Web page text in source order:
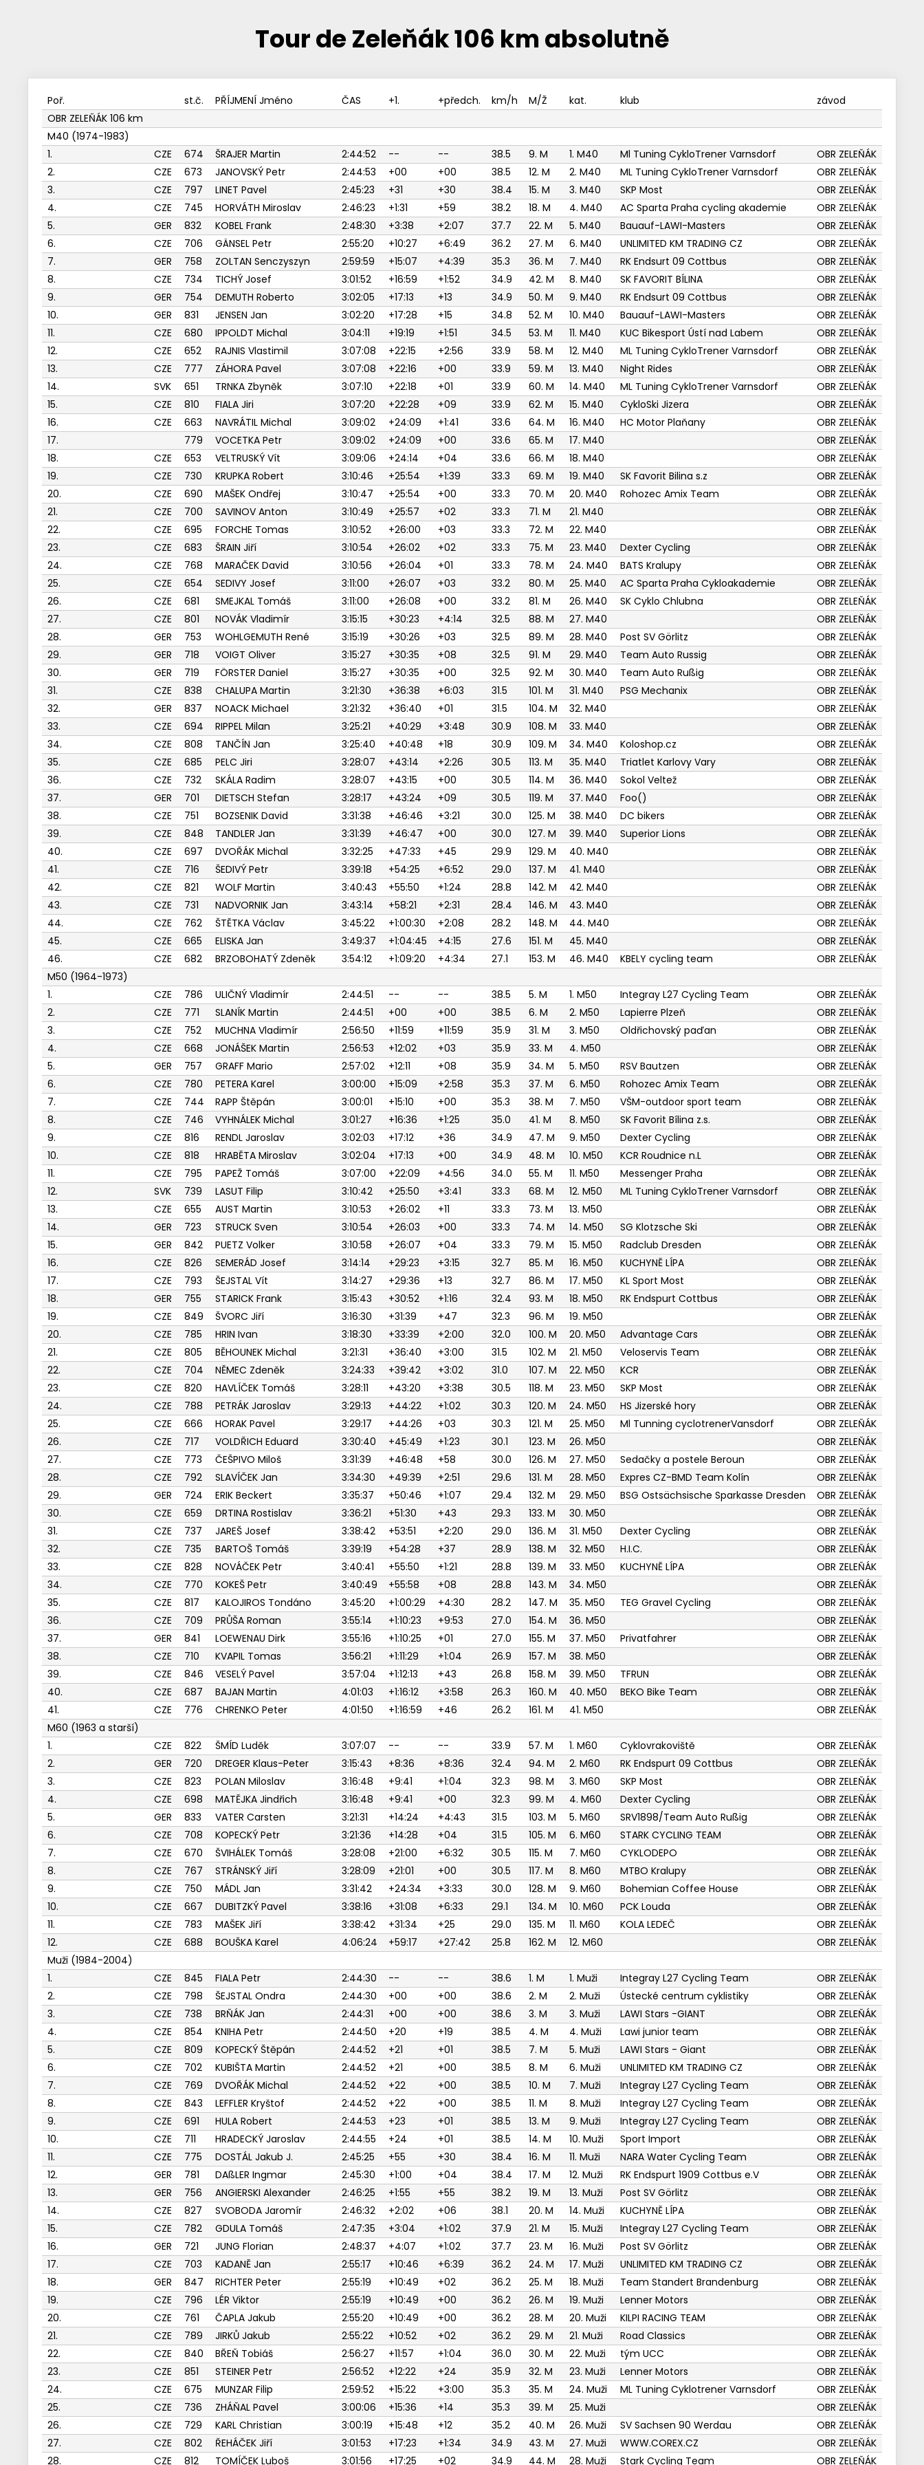
Tour de Zeleňák 106 km absolutně
Poř. st.č. PŘÍJMENÍ Jméno ČAS +1. +předch. km/h M/Ž kat. klub
závod
OBR ZELEŇÁK 106 km
M40 (1974-1983)
1.
CZE 674 ŠRAJER Martin 2:44:52 -- -- 38.5 9. M 1. M40 Ml Tuning CykloTrener Varnsdorf
OBR ZELEŇÁK
2.
CZE 673 JANOVSKÝ Petr 2:44:53 +00 +00 38.5 12. M 2. M40 ML Tuning CykloTrener Varnsdorf
OBR ZELEŇÁK
3.
CZE 797 LINET Pavel 2:45:23 +31 +30 38.4 15. M 3. M40 SKP Most
OBR ZELEŇÁK
4.
CZE 745 HORVÁTH Miroslav 2:46:23 +1:31 +59 38.2 18. M 4. M40 AC Sparta Praha cycling akademie
OBR ZELEŇÁK
5.
GER 832 KOBEL Frank 2:48:30 +3:38 +2:07 37.7 22. M 5. M40 Bauauf-LAWI-Masters
OBR ZELEŇÁK
6.
CZE 706 GÄNSEL Petr 2:55:20 +10:27 +6:49 36.2 27. M 6. M40 UNLIMITED KM TRADING CZ
OBR ZELEŇÁK
7.
GER 758 ZOLTAN Senczyszyn 2:59:59 +15:07 +4:39 35.3 36. M 7. M40 RK Endsurt 09 Cottbus
OBR ZELEŇÁK
8.
CZE 734 TICHÝ Josef 3:01:52 +16:59 +1:52 34.9 42. M 8. M40 SK FAVORIT BÍLINA
OBR ZELEŇÁK
9.
GER 754 DEMUTH Roberto 3:02:05 +17:13 +13 34.9 50. M 9. M40 RK Endsurt 09 Cottbus
OBR ZELEŇÁK
10.
GER 831 JENSEN Jan 3:02:20 +17:28 +15 34.8 52. M 10. M40 Bauauf-LAWI-Masters
OBR ZELEŇÁK
11.
CZE 680 IPPOLDT Michal 3:04:11 +19:19 +1:51 34.5 53. M 11. M40 KUC Bikesport Ústí nad Labem
OBR ZELEŇÁK
12.
CZE 652 RAJNIS Vlastimil 3:07:08 +22:15 +2:56 33.9 58. M 12. M40 ML Tuning CykloTrener Varnsdorf
OBR ZELEŇÁK
13.
CZE 777 ZÁHORA Pavel 3:07:08 +22:16 +00 33.9 59. M 13. M40 Night Rides
OBR ZELEŇÁK
14.
SVK 651 TRNKA Zbyněk 3:07:10 +22:18 +01 33.9 60. M 14. M40 ML Tuning CykloTrener Varnsdorf
OBR ZELEŇÁK
15.
CZE 810 FIALA Jiri 3:07:20 +22:28 +09 33.9 62. M 15. M40 CykloSki Jizera
OBR ZELEŇÁK
16.
CZE 663 NAVRÁTIL Michal 3:09:02 +24:09 +1:41 33.6 64. M 16. M40 HC Motor Plaňany
OBR ZELEŇÁK
17.
779 VOCETKA Petr 3:09:02 +24:09 +00 33.6 65. M 17. M40
OBR ZELEŇÁK
18.
CZE 653 VELTRUSKÝ Vít 3:09:06 +24:14 +04 33.6 66. M 18. M40
OBR ZELEŇÁK
19.
CZE 730 KRUPKA Robert 3:10:46 +25:54 +1:39 33.3 69. M 19. M40 SK Favorit Bilina s.z
OBR ZELEŇÁK
20.
CZE 690 MAŠEK Ondřej 3:10:47 +25:54 +00 33.3 70. M 20. M40 Rohozec Amix Team
OBR ZELEŇÁK
21.
CZE 700 SAVINOV Anton 3:10:49 +25:57 +02 33.3 71. M 21. M40
OBR ZELEŇÁK
22.
CZE 695 FORCHE Tomas 3:10:52 +26:00 +03 33.3 72. M 22. M40
OBR ZELEŇÁK
23.
CZE 683 ŠRAIN Jiří 3:10:54 +26:02 +02 33.3 75. M 23. M40 Dexter Cycling
OBR ZELEŇÁK
24.
CZE 768 MARAČEK David 3:10:56 +26:04 +01 33.3 78. M 24. M40 BATS Kralupy
OBR ZELEŇÁK
25.
CZE 654 SEDIVY Josef 3:11:00 +26:07 +03 33.2 80. M 25. M40 AC Sparta Praha Cykloakademie
OBR ZELEŇÁK
26.
CZE 681 SMEJKAL Tomáš 3:11:00 +26:08 +00 33.2 81. M 26. M40 SK Cyklo Chlubna
OBR ZELEŇÁK
27.
CZE 801 NOVÁK Vladimír 3:15:15 +30:23 +4:14 32.5 88. M 27. M40
OBR ZELEŇÁK
28.
GER 753 WOHLGEMUTH René 3:15:19 +30:26 +03 32.5 89. M 28. M40 Post SV Görlitz
OBR ZELEŇÁK
29.
GER 718 VOIGT Oliver 3:15:27 +30:35 +08 32.5 91. M 29. M40 Team Auto Russig
OBR ZELEŇÁK
30.
GER 719 FÖRSTER Daniel 3:15:27 +30:35 +00 32.5 92. M 30. M40 Team Auto Rußig
OBR ZELEŇÁK
31.
CZE 838 CHALUPA Martin 3:21:30 +36:38 +6:03 31.5 101. M 31. M40 PSG Mechanix
OBR ZELEŇÁK
32.
GER 837 NOACK Michael 3:21:32 +36:40 +01 31.5 104. M 32. M40
OBR ZELEŇÁK
33.
CZE 694 RIPPEL Milan 3:25:21 +40:29 +3:48 30.9 108. M 33. M40
OBR ZELEŇÁK
34.
CZE 808 TANČÍN Jan 3:25:40 +40:48 +18 30.9 109. M 34. M40 Koloshop.cz
OBR ZELEŇÁK
35.
CZE 685 PELC Jiri 3:28:07 +43:14 +2:26 30.5 113. M 35. M40 Triatlet Karlovy Vary
OBR ZELEŇÁK
36.
CZE 732 SKÁLA Radim 3:28:07 +43:15 +00 30.5 114. M 36. M40 Sokol Veltež
OBR ZELEŇÁK
37.
GER 701 DIETSCH Stefan 3:28:17 +43:24 +09 30.5 119. M 37. M40 Foo()
OBR ZELEŇÁK
38.
CZE 751 BOZSENIK David 3:31:38 +46:46 +3:21 30.0 125. M 38. M40 DC bikers
OBR ZELEŇÁK
39.
CZE 848 TANDLER Jan 3:31:39 +46:47 +00 30.0 127. M 39. M40 Superior Lions
OBR ZELEŇÁK
40.
CZE 697 DVOŘÁK Michal 3:32:25 +47:33 +45 29.9 129. M 40. M40
OBR ZELEŇÁK
41.
CZE 716 ŠEDIVÝ Petr 3:39:18 +54:25 +6:52 29.0 137. M 41. M40
OBR ZELEŇÁK
42.
CZE 821 WOLF Martin 3:40:43 +55:50 +1:24 28.8 142. M 42. M40
OBR ZELEŇÁK
43.
CZE 731 NADVORNIK Jan 3:43:14 +58:21 +2:31 28.4 146. M 43. M40
OBR ZELEŇÁK
44.
CZE 762 ŠTĚTKA Václav 3:45:22 +1:00:30 +2:08 28.2 148. M 44. M40
OBR ZELEŇÁK
45.
CZE 665 ELISKA Jan 3:49:37 +1:04:45 +4:15 27.6 151. M 45. M40
OBR ZELEŇÁK
46.
CZE 682 BRZOBOHATÝ Zdeněk 3:54:12 +1:09:20 +4:34 27.1 153. M 46. M40 KBELY cycling team
OBR ZELEŇÁK
M50 (1964-1973)
1.
CZE 786 ULIČNÝ Vladimír 2:44:51 -- -- 38.5 5. M 1. M50 Integray L27 Cycling Team
OBR ZELEŇÁK
2.
CZE 771 SLANÍK Martin 2:44:51 +00 +00 38.5 6. M 2. M50 Lapierre Plzeň
OBR ZELEŇÁK
3.
CZE 752 MUCHNA Vladimír 2:56:50 +11:59 +11:59 35.9 31. M 3. M50 Oldřichovský paďan
OBR ZELEŇÁK
4.
CZE 668 JONÁŠEK Martin 2:56:53 +12:02 +03 35.9 33. M 4. M50
OBR ZELEŇÁK
5.
GER 757 GRAFF Mario 2:57:02 +12:11 +08 35.9 34. M 5. M50 RSV Bautzen
OBR ZELEŇÁK
6.
CZE 780 PETERA Karel 3:00:00 +15:09 +2:58 35.3 37. M 6. M50 Rohozec Amix Team
OBR ZELEŇÁK
7.
CZE 744 RAPP Štěpán 3:00:01 +15:10 +00 35.3 38. M 7. M50 VŠM-outdoor sport team
OBR ZELEŇÁK
8.
CZE 746 VYHNÁLEK Michal 3:01:27 +16:36 +1:25 35.0 41. M 8. M50 SK Favorit Bílina z.s.
OBR ZELEŇÁK
9.
CZE 816 RENDL Jaroslav 3:02:03 +17:12 +36 34.9 47. M 9. M50 Dexter Cycling
OBR ZELEŇÁK
10.
CZE 818 HRABĚTA Miroslav 3:02:04 +17:13 +00 34.9 48. M 10. M50 KCR Roudnice n.L
OBR ZELEŇÁK
11.
CZE 795 PAPEŽ Tomáš 3:07:00 +22:09 +4:56 34.0 55. M 11. M50 Messenger Praha
OBR ZELEŇÁK
12.
SVK 739 LASUT Filip 3:10:42 +25:50 +3:41 33.3 68. M 12. M50 ML Tuning CykloTrener Varnsdorf
OBR ZELEŇÁK
13.
CZE 655 AUST Martin 3:10:53 +26:02 +11 33.3 73. M 13. M50
OBR ZELEŇÁK
14.
GER 723 STRUCK Sven 3:10:54 +26:03 +00 33.3 74. M 14. M50 SG Klotzsche Ski
OBR ZELEŇÁK
15.
GER 842 PUETZ Volker 3:10:58 +26:07 +04 33.3 79. M 15. M50 Radclub Dresden
OBR ZELEŇÁK
16.
CZE 826 SEMERÁD Josef 3:14:14 +29:23 +3:15 32.7 85. M 16. M50 KUCHYNĚ LÍPA
OBR ZELEŇÁK
17.
CZE 793 ŠEJSTAL Vít 3:14:27 +29:36 +13 32.7 86. M 17. M50 KL Sport Most
OBR ZELEŇÁK
18.
GER 755 STARICK Frank 3:15:43 +30:52 +1:16 32.4 93. M 18. M50 RK Endspurt Cottbus
OBR ZELEŇÁK
19.
CZE 849 ŠVORC Jiří 3:16:30 +31:39 +47 32.3 96. M 19. M50
OBR ZELEŇÁK
20.
CZE 785 HRIN Ivan 3:18:30 +33:39 +2:00 32.0 100. M 20. M50 Advantage Cars
OBR ZELEŇÁK
21.
CZE 805 BĚHOUNEK Michal 3:21:31 +36:40 +3:00 31.5 102. M 21. M50 Veloservis Team
OBR ZELEŇÁK
22.
CZE 704 NĚMEC Zdeněk 3:24:33 +39:42 +3:02 31.0 107. M 22. M50 KCR
OBR ZELEŇÁK
23.
CZE 820 HAVLÍČEK Tomáš 3:28:11 +43:20 +3:38 30.5 118. M 23. M50 SKP Most
OBR ZELEŇÁK
24.
CZE 788 PETRÁK Jaroslav 3:29:13 +44:22 +1:02 30.3 120. M 24. M50 HS Jizerské hory
OBR ZELEŇÁK
25.
CZE 666 HORAK Pavel 3:29:17 +44:26 +03 30.3 121. M 25. M50 Ml Tunning cyclotrenerVansdorf
OBR ZELEŇÁK
26.
CZE 717 VOLDŘICH Eduard 3:30:40 +45:49 +1:23 30.1 123. M 26. M50
OBR ZELEŇÁK
27.
CZE 773 ČEŠPIVO Miloš 3:31:39 +46:48 +58 30.0 126. M 27. M50 Sedačky a postele Beroun
OBR ZELEŇÁK
28.
CZE 792 SLAVÍČEK Jan 3:34:30 +49:39 +2:51 29.6 131. M 28. M50 Expres CZ-BMD Team Kolín
OBR ZELEŇÁK
29.
GER 724 ERIK Beckert 3:35:37 +50:46 +1:07 29.4 132. M 29. M50 BSG Ostsächsische Sparkasse Dresden
OBR ZELEŇÁK
30.
CZE 659 DRTINA Rostislav 3:36:21 +51:30 +43 29.3 133. M 30. M50
OBR ZELEŇÁK
31.
CZE 737 JAREŠ Josef 3:38:42 +53:51 +2:20 29.0 136. M 31. M50 Dexter Cycling
OBR ZELEŇÁK
32.
CZE 735 BARTOŠ Tomáš 3:39:19 +54:28 +37 28.9 138. M 32. M50 H.I.C.
OBR ZELEŇÁK
33.
CZE 828 NOVÁČEK Petr 3:40:41 +55:50 +1:21 28.8 139. M 33. M50 KUCHYNĚ LÍPA
OBR ZELEŇÁK
34.
CZE 770 KOKEŠ Petr 3:40:49 +55:58 +08 28.8 143. M 34. M50
OBR ZELEŇÁK
35.
CZE 817 KALOJIROS Tondáno 3:45:20 +1:00:29 +4:30 28.2 147. M 35. M50 TEG Gravel Cycling
OBR ZELEŇÁK
36.
CZE 709 PRŮŠA Roman 3:55:14 +1:10:23 +9:53 27.0 154. M 36. M50
OBR ZELEŇÁK
37.
GER 841 LOEWENAU Dirk 3:55:16 +1:10:25 +01 27.0 155. M 37. M50 Privatfahrer
OBR ZELEŇÁK
38.
CZE 710 KVAPIL Tomas 3:56:21 +1:11:29 +1:04 26.9 157. M 38. M50
OBR ZELEŇÁK
39.
CZE 846 VESELÝ Pavel 3:57:04 +1:12:13 +43 26.8 158. M 39. M50 TFRUN
OBR ZELEŇÁK
40.
CZE 687 BAJAN Martin 4:01:03 +1:16:12 +3:58 26.3 160. M 40. M50 BEKO Bike Team
OBR ZELEŇÁK
41.
CZE 776 CHRENKO Peter 4:01:50 +1:16:59 +46 26.2 161. M 41. M50
OBR ZELEŇÁK
M60 (1963 a starší)
1.
CZE 822 ŠMÍD Luděk 3:07:07 -- -- 33.9 57. M 1. M60 Cyklovrakoviště
OBR ZELEŇÁK
2.
GER 720 DREGER Klaus-Peter 3:15:43 +8:36 +8:36 32.4 94. M 2. M60 RK Endspurt 09 Cottbus
OBR ZELEŇÁK
3.
CZE 823 POLAN Miloslav 3:16:48 +9:41 +1:04 32.3 98. M 3. M60 SKP Most
OBR ZELEŇÁK
4.
CZE 698 MATĚJKA Jindřich 3:16:48 +9:41 +00 32.3 99. M 4. M60 Dexter Cycling
OBR ZELEŇÁK
5.
GER 833 VATER Carsten 3:21:31 +14:24 +4:43 31.5 103. M 5. M60 SRV1898/Team Auto Rußig
OBR ZELEŇÁK
6.
CZE 708 KOPECKÝ Petr 3:21:36 +14:28 +04 31.5 105. M 6. M60 STARK CYCLING TEAM
OBR ZELEŇÁK
7.
CZE 670 ŠVIHÁLEK Tomáš 3:28:08 +21:00 +6:32 30.5 115. M 7. M60 CYKLODEPO
OBR ZELEŇÁK
8.
CZE 767 STRÁNSKÝ Jiří 3:28:09 +21:01 +00 30.5 117. M 8. M60 MTBO Kralupy
OBR ZELEŇÁK
9.
CZE 750 MÁDL Jan 3:31:42 +24:34 +3:33 30.0 128. M 9. M60 Bohemian Coffee House
OBR ZELEŇÁK
10.
CZE 667 DUBITZKÝ Pavel 3:38:16 +31:08 +6:33 29.1 134. M 10. M60 PCK Louda
OBR ZELEŇÁK
11.
CZE 783 MAŠEK Jiří 3:38:42 +31:34 +25 29.0 135. M 11. M60 KOLA LEDEČ
OBR ZELEŇÁK
12.
CZE 688 BOUŠKA Karel 4:06:24 +59:17 +27:42 25.8 162. M 12. M60
OBR ZELEŇÁK
Muži (1984-2004)
1.
CZE 845 FIALA Petr 2:44:30 -- -- 38.6 1. M 1. Muži Integray L27 Cycling Team
OBR ZELEŇÁK
2.
CZE 798 ŠEJSTAL Ondra 2:44:30 +00 +00 38.6 2. M 2. Muži Ústecké centrum cyklistiky
OBR ZELEŇÁK
3.
CZE 738 BRŇÁK Jan 2:44:31 +00 +00 38.6 3. M 3. Muži LAWI Stars -GIANT
OBR ZELEŇÁK
4.
CZE 854 KNIHA Petr 2:44:50 +20 +19 38.5 4. M 4. Muži Lawi junior team
OBR ZELEŇÁK
5.
CZE 809 KOPECKÝ Štěpán 2:44:52 +21 +01 38.5 7. M 5. Muži LAWI Stars - Giant
OBR ZELEŇÁK
6.
CZE 702 KUBIŠTA Martin 2:44:52 +21 +00 38.5 8. M 6. Muži UNLIMITED KM TRADING CZ
OBR ZELEŇÁK
7.
CZE 769 DVOŘÁK Michal 2:44:52 +22 +00 38.5 10. M 7. Muži Integray L27 Cycling Team
OBR ZELEŇÁK
8.
CZE 843 LEFFLER Kryštof 2:44:52 +22 +00 38.5 11. M 8. Muži Integray L27 Cycling Team
OBR ZELEŇÁK
9.
CZE 691 HULA Robert 2:44:53 +23 +01 38.5 13. M 9. Muži Integray L27 Cycling Team
OBR ZELEŇÁK
10.
CZE 711 HRADECKÝ Jaroslav 2:44:55 +24 +01 38.5 14. M 10. Muži Sport Import
OBR ZELEŇÁK
11.
CZE 775 DOSTÁL Jakub J. 2:45:25 +55 +30 38.4 16. M 11. Muži NARA Water Cycling Team
OBR ZELEŇÁK
12.
GER 781 DAßLER Ingmar 2:45:30 +1:00 +04 38.4 17. M 12. Muži RK Endspurt 1909 Cottbus e.V
OBR ZELEŇÁK
13.
GER 756 ANGIERSKI Alexander 2:46:25 +1:55 +55 38.2 19. M 13. Muži Post SV Görlitz
OBR ZELEŇÁK
14.
CZE 827 SVOBODA Jaromír 2:46:32 +2:02 +06 38.1 20. M 14. Muži KUCHYNĚ LÍPA
OBR ZELEŇÁK
15.
CZE 782 GDULA Tomáš 2:47:35 +3:04 +1:02 37.9 21. M 15. Muži Integray L27 Cycling Team
OBR ZELEŇÁK
16.
GER 721 JUNG Florian 2:48:37 +4:07 +1:02 37.7 23. M 16. Muži Post SV Görlitz
OBR ZELEŇÁK
17.
CZE 703 KADANĚ Jan 2:55:17 +10:46 +6:39 36.2 24. M 17. Muži UNLIMITED KM TRADING CZ
OBR ZELEŇÁK
18.
GER 847 RICHTER Peter 2:55:19 +10:49 +02 36.2 25. M 18. Muži Team Standert Brandenburg
OBR ZELEŇÁK
19.
CZE 796 LÉR Viktor 2:55:19 +10:49 +00 36.2 26. M 19. Muži Lenner Motors
OBR ZELEŇÁK
20.
CZE 761 ČAPLA Jakub 2:55:20 +10:49 +00 36.2 28. M 20. Muži KILPI RACING TEAM
OBR ZELEŇÁK
21.
CZE 789 JIRKŮ Jakub 2:55:22 +10:52 +02 36.2 29. M 21. Muži Road Classics
OBR ZELEŇÁK
22.
CZE 840 BŘEŇ Tobiáš 2:56:27 +11:57 +1:04 36.0 30. M 22. Muži tým UCC
OBR ZELEŇÁK
23.
CZE 851 STEINER Petr 2:56:52 +12:22 +24 35.9 32. M 23. Muži Lenner Motors
OBR ZELEŇÁK
24.
CZE 675 MUNZAR Filip 2:59:52 +15:22 +3:00 35.3 35. M 24. Muži ML Tuning Cyklotrener Varnsdorf
OBR ZELEŇÁK
25.
CZE 736 ZHÁŇAL Pavel 3:00:06 +15:36 +14 35.3 39. M 25. Muži
OBR ZELEŇÁK
26.
CZE 729 KARL Christian 3:00:19 +15:48 +12 35.2 40. M 26. Muži SV Sachsen 90 Werdau
OBR ZELEŇÁK
27.
CZE 802 ŘEHÁČEK Jiří 3:01:53 +17:23 +1:34 34.9 43. M 27. Muži WWW.COREX.CZ
OBR ZELEŇÁK
28.
CZE 812 TOMÍČEK Luboš 3:01:56 +17:25 +02 34.9 44. M 28. Muži Stark Cycling Team OBR ZELEŇÁK